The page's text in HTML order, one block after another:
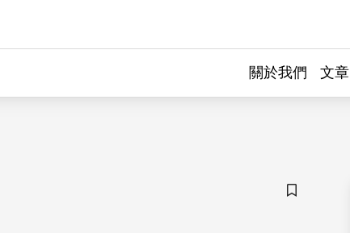
關於我們 文章
儲存書籤